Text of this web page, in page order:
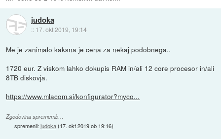
judoka
:: 17. okt 2019, 19:14
Me je zanimalo kaksna je cena za nekaj podobnega..
1720 eur. Z viskom lahko dokupis RAM in/ali 12 core procesor in/ali
8TB diskovja.
https://www.mlacom.si/konfigurator?myco...
Zgodovina sprememb…
spremenil:judoka(17. okt 2019 ob 19:16)